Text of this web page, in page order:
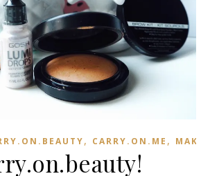
, CARRY.ON.ME ,